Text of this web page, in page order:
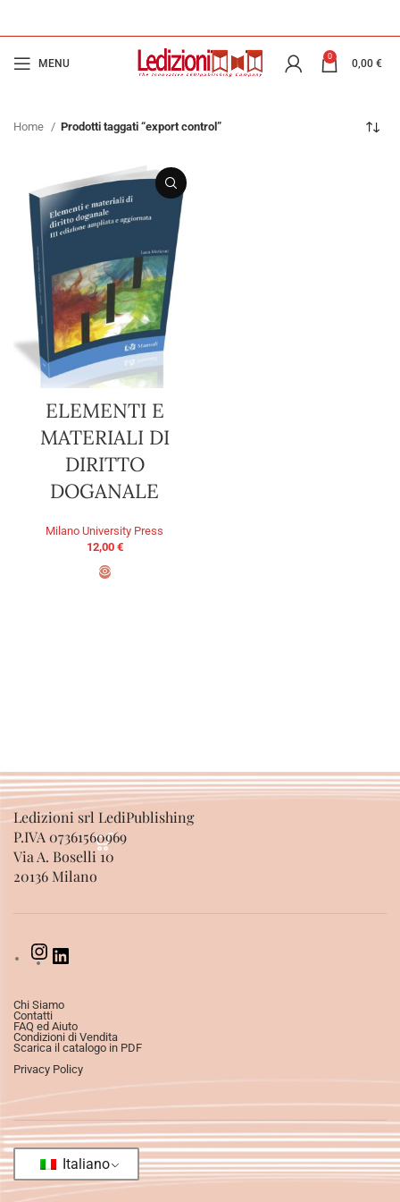
MENU
0
0,00 €
Home Prodotti taggati “export control”
ELEMENTI E
MATERIALI DI
DIRITTO
DOGANALE
Milano University Press
12,00 €
Ledizioni srl LediPublishing
P.IVA 07361560969
Via A. Boselli 10
20136 Milano
Chi Siamo
Contatti
FAQ ed Aiuto
Condizioni di Vendita
Scarica il catalogo in PDF
Privacy Policy
Italiano